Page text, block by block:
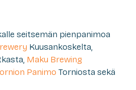
seitsemän pienpanimoa
Kuusankoskelta,
Maku Brewing
Panimo Torniosta sekä